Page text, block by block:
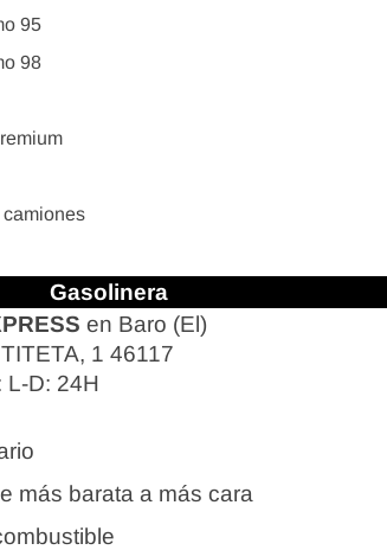
95
98
Gasolinera
en Baro (El)
1 46117
L-D: 24H
más barata a más cara